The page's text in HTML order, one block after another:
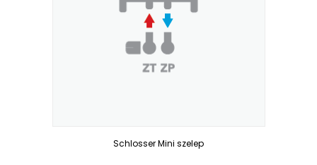
Schlosser Mini szelep